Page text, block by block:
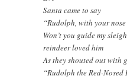
Santa came to say
“Rudolph, with your
Won’t you guide my
reindeer loved him
As they shouted out with
“Rudolph the Red-Nosed